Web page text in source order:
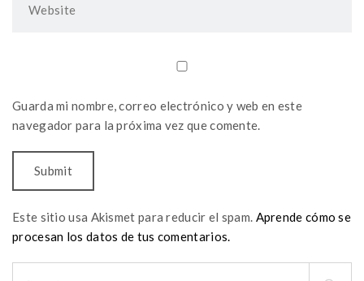
Guarda mi nombre, correo electrónico y web en este
navegador para la próxima vez que comente.
Este sitio usa Akismet para reducir el spam. Aprende cómo se
procesan los datos de tus comentarios.